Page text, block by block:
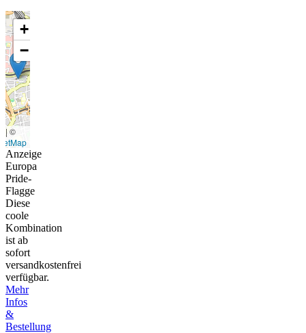
+
−
| ©
Anzeige
Europa
Pride-
Flagge
Diese
coole
Kombination
ist ab
sofort
versandkostenfrei
verfügbar.
Mehr
Infos
&
Bestellung